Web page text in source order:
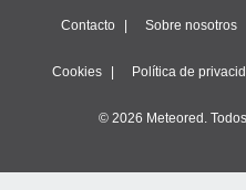
Contacto Sobre nosotros
Cookies Política de
© 2026 Meteored.